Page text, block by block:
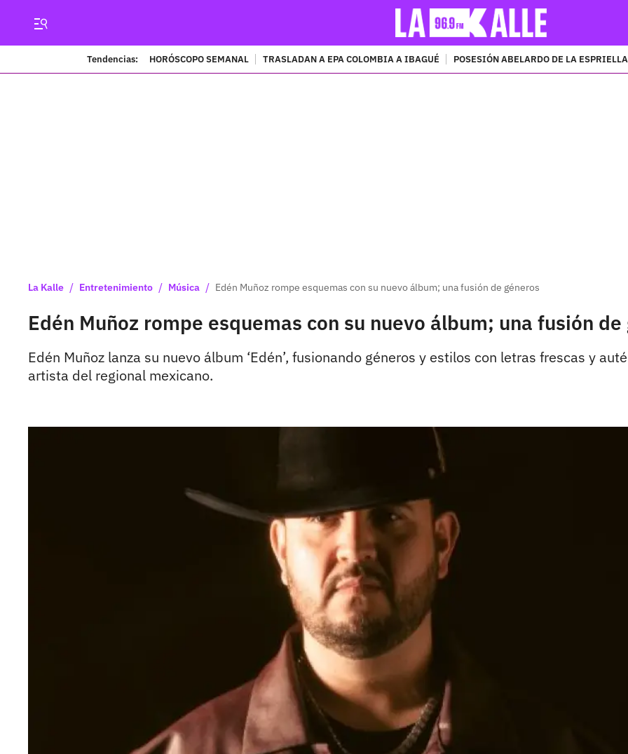
Tendencias: HORÓSCOPO SEMANAL TRASLADAN A EPA COLOMBIA A IBAGUÉ POSESIÓN ABELARDO DE LA ESPRIELLA
La Kalle / Entretenimiento / Música / Edén Muñoz rompe esquemas con su nuevo álbum; una fusión de géneros
Edén Muñoz rompe esquemas con su nuevo álbum; una fusión de
Edén Muñoz lanza su nuevo álbum ‘Edén’, fusionando géneros y estilos con letras frescas y
artista del regional mexicano.